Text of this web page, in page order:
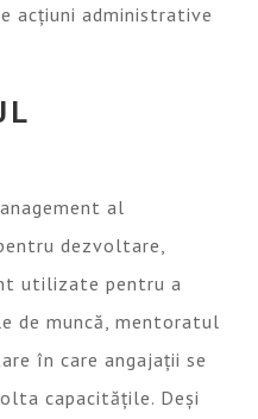
acțiuni administrative
al
dezvoltare,
utilizate pentru a
de muncă, mentoratul
în care angajații se
capacitățile. Deși